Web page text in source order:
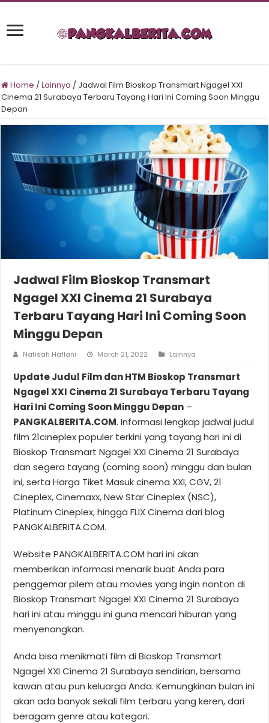
Home /Lainnya / Jadwal Film Bioskop Transmart Ngagel XXI
Cinema 21 Surabaya Terbaru Tayang Hari Ini Coming Soon Minggu
Depan
Jadwal Film Bioskop Transmart
Ngagel XXI Cinema 21 Surabaya
Terbaru Tayang Hari Ini Coming Soon
Minggu Depan
Nafisah Haflani March 21, 2022 Lainnya
Update Judul Film dan HTM Bioskop Transmart
Ngagel XXI Cinema 21 Surabaya Terbaru Tayang
Hari Ini Coming Soon Minggu Depan –
PANGKALBERITA.COM. Informasi lengkap jadwal judul
film 21cineplex populer terkini yang tayang hari ini di
Bioskop Transmart Ngagel XXI Cinema 21 Surabaya
dan segera tayang (coming soon) minggu dan bulan
ini, serta Harga Tiket Masuk cinema XXI, CGV, 21
Cineplex, Cinemaxx, New Star Cineplex (NSC),
Platinum Cineplex, hingga FLIX Cinema dari blog
PANGKALBERITA.COM.
Website PANGKALBERITA.COM hari ini akan
memberikan informasi menarik buat Anda para
penggemar pilem atau movies yang ingin nonton di
Bioskop Transmart Ngagel XXI Cinema 21 Surabaya
hari ini atau minggu ini guna mencari hiburan yang
menyenangkan.
Anda bisa menikmati film di Bioskop Transmart
Ngagel XXI Cinema 21 Surabaya sendirian, bersama
kawan atau pun keluarga Anda. Kemungkinan bulan ini
akan ada banyak sekali film terbaru yang keren, dari
beragam genre atau kategori.